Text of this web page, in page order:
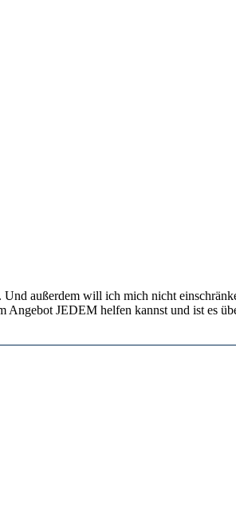
außerdem will ich mich nicht
JEDEM helfen kannst und ist es